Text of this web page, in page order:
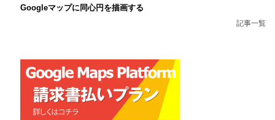
Googleマップに同心円を描画する
記事一覧